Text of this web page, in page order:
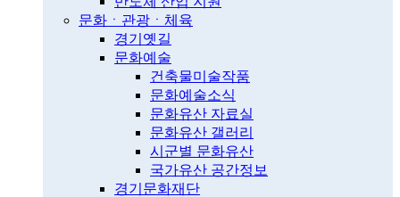
문화ㆍ관광ㆍ체육
경기옛길
문화예술
건축물미술작품
문화예술소식
문화유산 자료실
문화유산 갤러리
시군별 문화유산
국가유산 공간정보
경기문화재단